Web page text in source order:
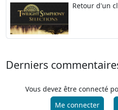
Retour d'un
Derniers
Vous devez être connecté
Me connecter